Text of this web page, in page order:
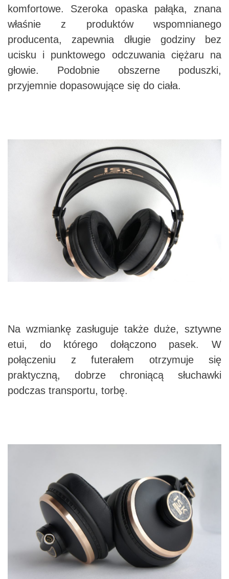
komfortowe. Szeroka opaska pałąka, znana
właśnie z produktów wspomnianego
producenta, zapewnia długie godziny bez
ucisku i punktowego odczuwania ciężaru na
głowie. Podobnie obszerne poduszki,
przyjemnie dopasowujące się do ciała.
Na wzmiankę zasługuje także duże, sztywne
etui, do którego dołączono pasek. W
połączeniu z futerałem otrzymuje się
praktyczną, dobrze chroniącą słuchawki
podczas transportu, torbę.